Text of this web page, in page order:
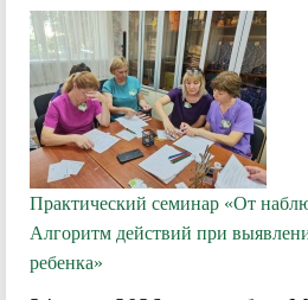
Практический семинар «От
Алгоритм действий при
ребенка»